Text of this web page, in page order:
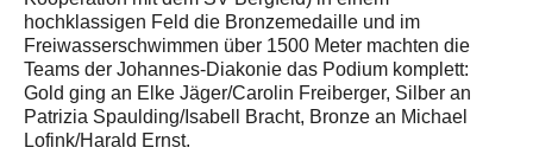
hochklassigen Feld die Bronzemedaille und im
Freiwasserschwimmen über 1500 Meter machten die
Teams der Johannes-Diakonie das Podium komplett:
Gold ging an Elke Jäger/Carolin Freiberger, Silber an
Patrizia Spaulding/Isabell Bracht, Bronze an Michael
Lofink/Harald Ernst.